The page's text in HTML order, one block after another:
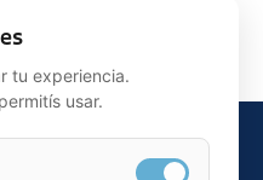
tu experiencia.
usar.